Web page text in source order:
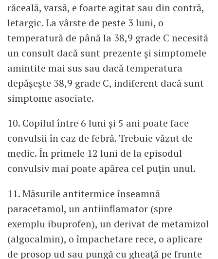
răceală, varsă, e foarte agitat sau din contră,
letargic. La vârste de peste 3 luni, o
temperatură de până la 38,9 grade C necesită
un consult dacă sunt prezente și simptomele
amintite mai sus sau dacă temperatura
depășește 38,9 grade C, indiferent dacă sunt
simptome asociate.
10. Copilul între 6 luni și 5 ani poate face
convulsii în caz de febră. Trebuie văzut de
medic. În primele 12 luni de la episodul
convulsiv mai poate apărea cel puțin unul.
11. Măsurile antitermice înseamnă
paracetamol, un antiinflamator (spre
exemplu ibuprofen), un derivat de metamizol
(algocalmin), o împachetare rece, o aplicare
de prosop ud sau pungă cu gheață pe frunte